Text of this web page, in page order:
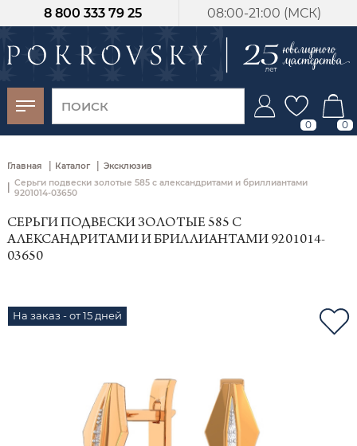
08:00-21:00 (МСК)
8 800 333 79 25
0 0
Главная | Каталог | Эксклюзив
Серьги подвески золотые 585 с александритами и бриллиантами
9201014-03650
СЕРЬГИ ПОДВЕСКИ ЗОЛОТЫЕ 585 С
АЛЕКСАНДРИТАМИ И БРИЛЛИАНТАМИ 9201014-
03650
На заказ - от 15 дней
-30%
от 15 дней с
момента оплаты